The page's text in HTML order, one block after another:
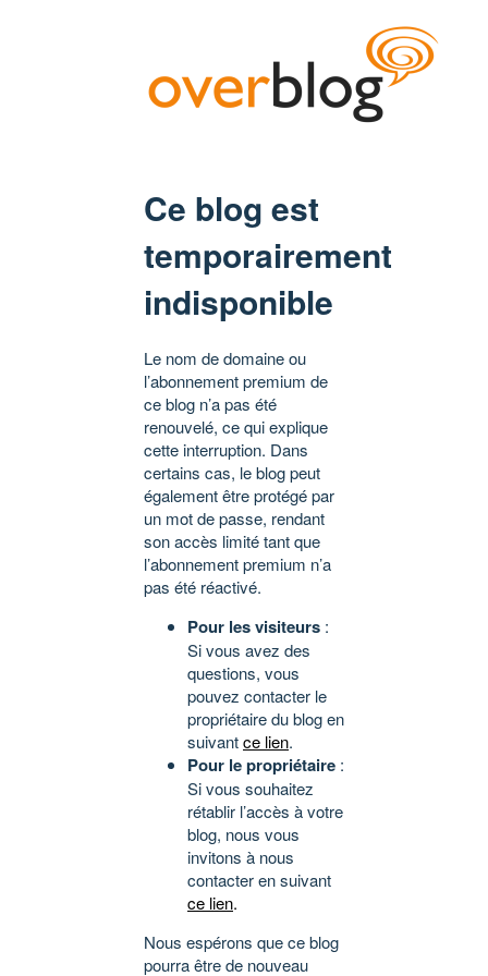
Ce blog est
temporairement
indisponible
Le nom de domaine ou
l’abonnement premium de
ce blog n’a pas été
renouvelé, ce qui explique
cette interruption. Dans
certains cas, le blog peut
également être protégé par
un mot de passe, rendant
son accès limité tant que
l’abonnement premium n’a
pas été réactivé.
Pour les visiteurs :
Si vous avez des
questions, vous
pouvez contacter le
propriétaire du blog en
suivantce lien.
Pour le propriétaire :
Si vous souhaitez
rétablir l’accès à votre
blog, nous vous
invitons à nous
contacter en suivant
ce lien.
Nous espérons que ce blog
pourra être de nouveau